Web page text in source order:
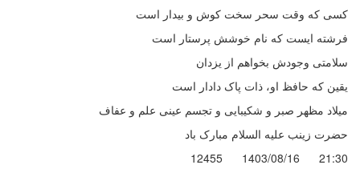
کسی که وقت سحر سخت کوش و بیدار است
فرشته ایست که نام خوشش پرستار است
سلامتی وجودش بخواهم از یزدان
یقین که حافظ او، ذات پاک دادار است
میلاد مظهر صبر و شکیبایی و تجسم عینی علم و عفاف
حضرت زینب علیه السلام مبارک باد
21:30
1403/08/16
12455